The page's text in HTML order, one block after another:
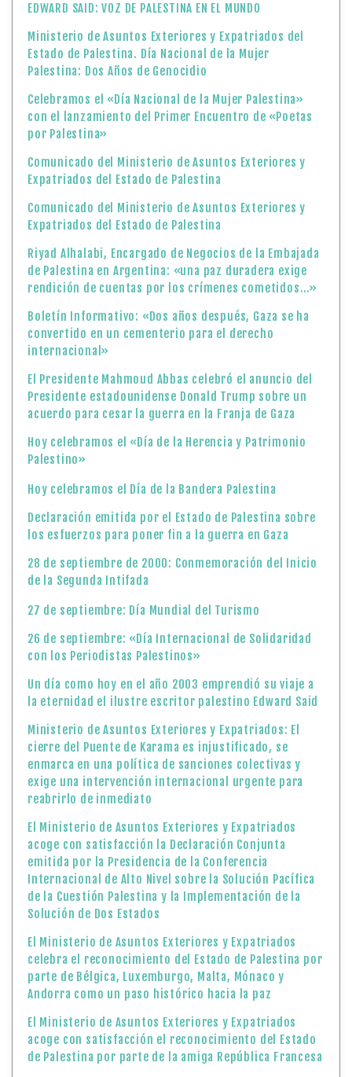
EDWARD SAID: VOZ DE PALESTINA EN EL MUNDO
Ministerio de Asuntos Exteriores y Expatriados del
Estado de Palestina. Día Nacional de la Mujer
Palestina: Dos Años de Genocidio
Celebramos el «Día Nacional de la Mujer Palestina»
con el lanzamiento del Primer Encuentro de «Poetas
por Palestina»
Comunicado del Ministerio de Asuntos Exteriores y
Expatriados del Estado de Palestina
Comunicado del Ministerio de Asuntos Exteriores y
Expatriados del Estado de Palestina
Riyad Alhalabi, Encargado de Negocios de la Embajada
de Palestina en Argentina: «una paz duradera exige
rendición de cuentas por los crímenes cometidos…»
Boletín Informativo: «Dos años después, Gaza se ha
convertido en un cementerio para el derecho
internacional»
El Presidente Mahmoud Abbas celebró el anuncio del
Presidente estadounidense Donald Trump sobre un
acuerdo para cesar la guerra en la Franja de Gaza
Hoy celebramos el «Día de la Herencia y Patrimonio
Palestino»
Hoy celebramos el Día de la Bandera Palestina
Declaración emitida por el Estado de Palestina sobre
los esfuerzos para poner fin a la guerra en Gaza
28 de septiembre de 2000: Conmemoración del Inicio
de la Segunda Intifada
27 de septiembre: Día Mundial del Turismo
26 de septiembre: «Día Internacional de Solidaridad
con los Periodistas Palestinos»
Un día como hoy en el año 2003 emprendió su viaje a
la eternidad el ilustre escritor palestino Edward Said
Ministerio de Asuntos Exteriores y Expatriados: El
cierre del Puente de Karama es injustificado, se
enmarca en una política de sanciones colectivas y
exige una intervención internacional urgente para
reabrirlo de inmediato
El Ministerio de Asuntos Exteriores y Expatriados
acoge con satisfacción la Declaración Conjunta
emitida por la Presidencia de la Conferencia
Internacional de Alto Nivel sobre la Solución Pacífica
de la Cuestión Palestina y la Implementación de la
Solución de Dos Estados
El Ministerio de Asuntos Exteriores y Expatriados
celebra el reconocimiento del Estado de Palestina por
parte de Bélgica, Luxemburgo, Malta, Mónaco y
Andorra como un paso histórico hacia la paz
El Ministerio de Asuntos Exteriores y Expatriados
acoge con satisfacción el reconocimiento del Estado
de Palestina por parte de la amiga República Francesa